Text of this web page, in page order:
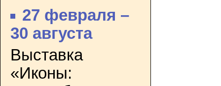
27 февраля –
30 августа
Выставка
«Иконы: